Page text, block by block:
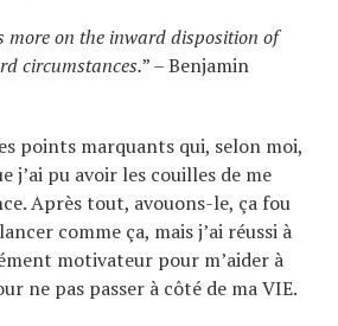
more on the inward disposition of
circumstances.” – Benjamin
points marquants qui, selon moi,
j’ai pu avoir les couilles de me
Après tout, avouons-le, ça fou
comme ça, mais j’ai réussi à
motivateur pour m’aider à
ne pas passer à côté de ma VIE.